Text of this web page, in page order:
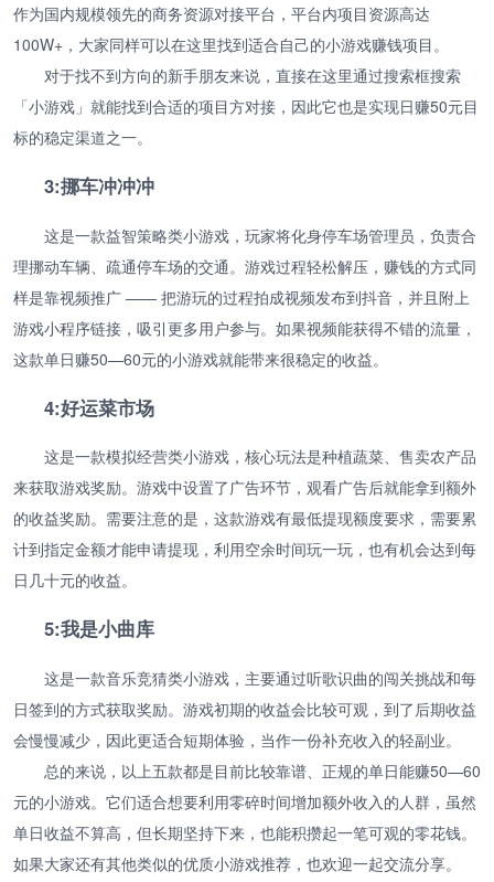
作为国内规模领先的商务资源对接平台，平台内项目资源高达
100W+，大家同样可以在这里找到适合自己的小游戏赚钱项目。
对于找不到方向的新手朋友来说，直接在这里通过搜索框搜索
「小游戏」就能找到合适的项目方对接，因此它也是实现日赚50元目
标的稳定渠道之一。
3:挪车冲冲冲
这是一款益智策略类小游戏，玩家将化身停车场管理员，负责合
理挪动车辆、疏通停车场的交通。游戏过程轻松解压，赚钱的方式同
样是靠视频推广 —— 把游玩的过程拍成视频发布到抖音，并且附上
游戏小程序链接，吸引更多用户参与。如果视频能获得不错的流量，
这款单日赚50—60元的小游戏就能带来很稳定的收益。
4:好运菜市场
这是一款模拟经营类小游戏，核心玩法是种植蔬菜、售卖农产品
来获取游戏奖励。游戏中设置了广告环节，观看广告后就能拿到额外
的收益奖励。需要注意的是，这款游戏有最低提现额度要求，需要累
计到指定金额才能申请提现，利用空余时间玩一玩，也有机会达到每
日几十元的收益。
5:我是小曲库
这是一款音乐竞猜类小游戏，主要通过听歌识曲的闯关挑战和每
日签到的方式获取奖励。游戏初期的收益会比较可观，到了后期收益
会慢慢减少，因此更适合短期体验，当作一份补充收入的轻副业。
总的来说，以上五款都是目前比较靠谱、正规的单日能赚50—60
元的小游戏。它们适合想要利用零碎时间增加额外收入的人群，虽然
单日收益不算高，但长期坚持下来，也能积攒起一笔可观的零花钱。
如果大家还有其他类似的优质小游戏推荐，也欢迎一起交流分享。